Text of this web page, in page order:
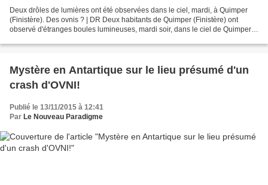
Deux drôles de lumières ont été observées dans le ciel, mardi, à Quimper
(Finistère). Des ovnis ? | DR Deux habitants de Quimper (Finistère) ont
observé d'étranges boules lumineuses, mardi soir, dans le ciel de Quimper.
Mystère en Antartique sur le lieu présumé d'un
crash d'OVNI!
Publié le 13/11/2015 à 12:41
Par Le Nouveau Paradigme